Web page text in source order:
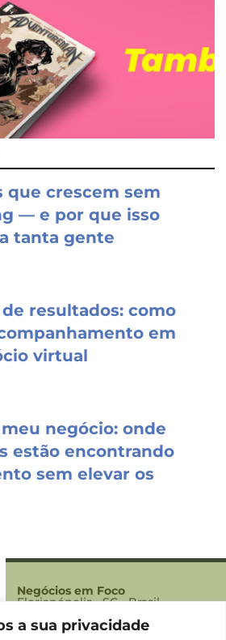
a sua privacidade
que crescem sem
— e por que isso
tanta gente
resultados: como
em
virtual
negócio: onde
estão encontrando
sem elevar os
Negócios em Foco
Florianópolis - SC - Brasil
Foco